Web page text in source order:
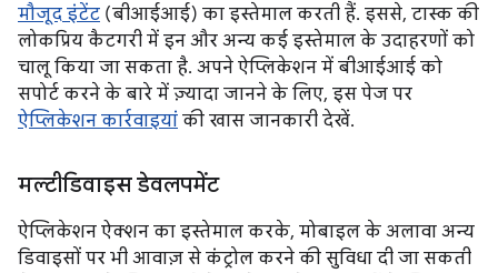
मौजूद इंटेंट (बीआईआई) का इस्तेमाल करती हैं. इससे, टास्क की
लोकप्रिय कैटगरी में इन और अन्य कई इस्तेमाल के उदाहरणों को
चालू किया जा सकता है. अपने ऐप्लिकेशन में बीआईआई को
सपोर्ट करने के बारे में ज़्यादा जानने के लिए, इस पेज पर
ऐप्लिकेशन कार्रवाइयां की खास जानकारी देखें.
मल्टीडिवाइस डेवलपमेंट
ऐप्लिकेशन ऐक्शन का इस्तेमाल करके, मोबाइल के अलावा अन्य
डिवाइसों पर भी आवाज़ से कंट्रोल करने की सुविधा दी जा सकती